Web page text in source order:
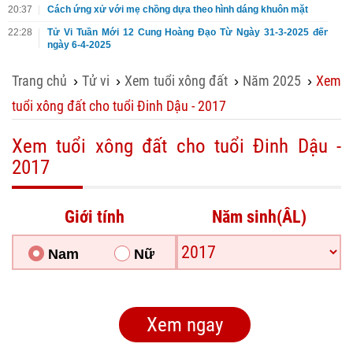
20:37
Cách ứng xử với mẹ chồng dựa theo hình dáng khuôn mặt
22:28
Tử Vi Tuần Mới 12 Cung Hoàng Đạo Từ Ngày 31-3-2025 đến
ngày 6-4-2025
Trang chủ ›Tử vi ›Xem tuổi xông đất › Năm 2025 ›Xem
tuổi xông đất cho tuổi Đinh Dậu - 2017
Xem tuổi xông đất cho tuổi Đinh Dậu -
2017
Giới tính
Nam Nữ
Năm sinh(ÂL)